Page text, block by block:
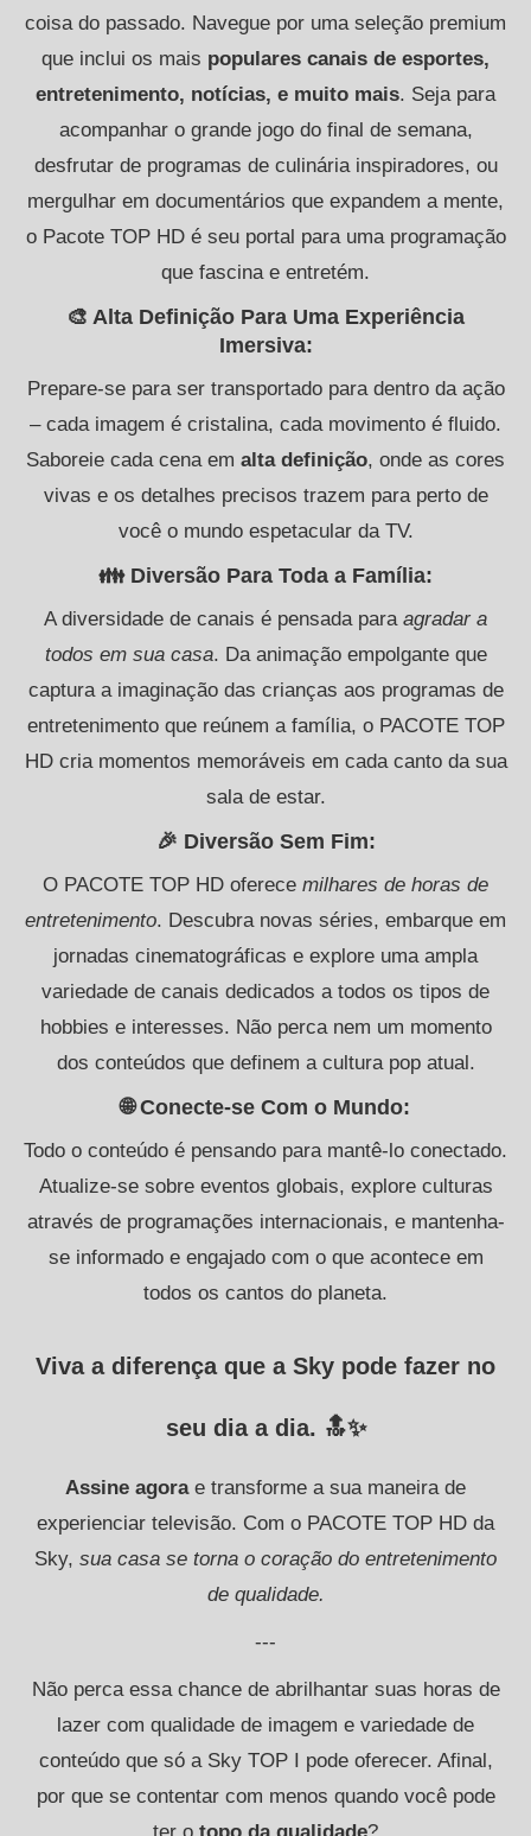
coisa do passado. Navegue por uma seleção premium
que inclui os mais populares canais de esportes,
entretenimento, notícias, e muito mais. Seja para
acompanhar o grande jogo do final de semana,
desfrutar de programas de culinária inspiradores, ou
mergulhar em documentários que expandem a mente,
o Pacote TOP HD é seu portal para uma programação
que fascina e entretém.
🎨 Alta Definição Para Uma Experiência
Imersiva:
Prepare-se para ser transportado para dentro da ação
– cada imagem é cristalina, cada movimento é fluido.
Saboreie cada cena em alta definição, onde as cores
vivas e os detalhes precisos trazem para perto de
você o mundo espetacular da TV.
👪 Diversão Para Toda a Família:
A diversidade de canais é pensada para agradar a
todos em sua casa. Da animação empolgante que
captura a imaginação das crianças aos programas de
entretenimento que reúnem a família, o PACOTE TOP
HD cria momentos memoráveis em cada canto da sua
sala de estar.
🎉 Diversão Sem Fim:
O PACOTE TOP HD oferece milhares de horas de
entretenimento. Descubra novas séries, embarque em
jornadas cinematográficas e explore uma ampla
variedade de canais dedicados a todos os tipos de
hobbies e interesses. Não perca nem um momento
dos conteúdos que definem a cultura pop atual.
🌐 Conecte-se Com o Mundo:
Todo o conteúdo é pensando para mantê-lo conectado.
Atualize-se sobre eventos globais, explore culturas
através de programações internacionais, e mantenha-
se informado e engajado com o que acontece em
todos os cantos do planeta.
Viva a diferença que a Sky pode fazer no
seu dia a dia. 🔝✨
Assine agorae transforme a sua maneira de
experienciar televisão. Com o PACOTE TOP HD da
Sky, sua casa se torna o coração do entretenimento
de qualidade.
---
Não perca essa chance de abrilhantar suas horas de
lazer com qualidade de imagem e variedade de
conteúdo que só a Sky TOP I pode oferecer. Afinal,
por que se contentar com menos quando você pode
ter o topo da qualidade?